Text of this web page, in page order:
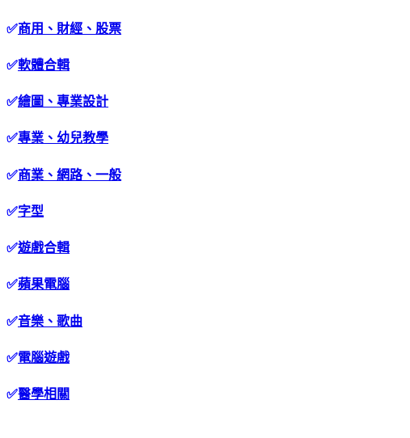
✅商用、財經、股票
✅軟體合輯
✅繪圖、專業設計
✅專業、幼兒教學
✅商業、網路、一般
✅字型
✅遊戲合輯
✅蘋果電腦
✅音樂、歌曲
✅電腦遊戲
✅醫學相關